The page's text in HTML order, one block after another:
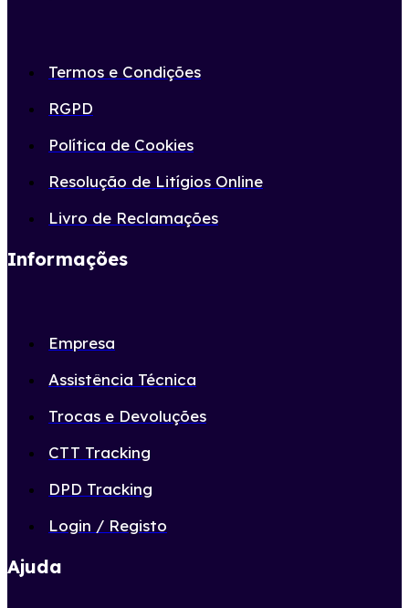
Termos e Condições
RGPD
Política de Cookies
Resolução de Litígios Online
Livro de Reclamações
Informações
Empresa
Assistência Técnica
Trocas e Devoluções
CTT Tracking
DPD Tracking
Login / Registo
Ajuda